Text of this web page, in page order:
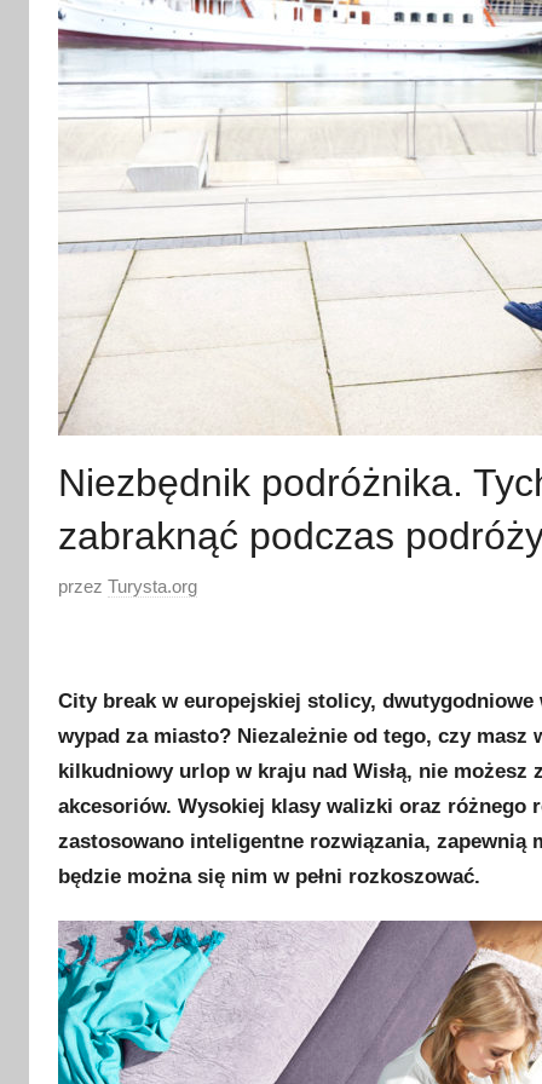
Niezbędnik podróżnika.
zabraknąć podczas
O
l
i
k
o
w
a
o
2
3
k
w
przez Turysta.org
City break w europejskiej stolicy,
wypad za miasto? Niezależnie od tego, czy
kilkudniowy urlop w kraju nad Wisłą, nie
akcesoriów. Wysokiej klasy walizki oraz
zastosowano inteligentne rozwiązania,
będzie można się nim w pełni rozkoszować.